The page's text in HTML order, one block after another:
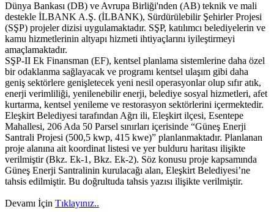
Dünya Bankası (DB) ve Avrupa Birliği'nden (AB) teknik ve mali
destekle İLBANK A.Ş. (İLBANK), Sürdürülebilir Şehirler Projesi
(SŞP) projeler dizisi uygulamaktadır. SŞP, katılımcı belediyelerin ve
kamu hizmetlerinin altyapı hizmeti ihtiyaçlarını iyileştirmeyi
amaçlamaktadır.
SŞP-II Ek Finansman (EF), kentsel planlama sistemlerine daha özel
bir odaklanma sağlayacak ve programı kentsel ulaşım gibi daha
geniş sektörlere genişletecek yeni nesil operasyonlar olup sıfır atık,
enerji verimliliği, yenilenebilir enerji, belediye sosyal hizmetleri, afet
kurtarma, kentsel yenileme ve restorasyon sektörlerini içermektedir.
Eleşkirt Belediyesi tarafından Ağrı ili, Eleşkirt ilçesi, Esentepe
Mahallesi, 206 Ada 50 Parsel sınırları içerisinde “Güneş Enerji
Santrali Projesi (500,5 kwp, 415 kwe)” planlanmaktadır. Planlanan
proje alanına ait koordinat listesi ve yer bulduru haritası ilişikte
verilmiştir (Bkz. Ek-1, Bkz. Ek-2). Söz konusu proje kapsamında
Güneş Enerji Santralinin kurulacağı alan, Eleşkirt Belediyesi’ne
tahsis edilmiştir. Bu doğrultuda tahsis yazısı ilişikte verilmiştir.
Devamı İçin Tıklayınız..